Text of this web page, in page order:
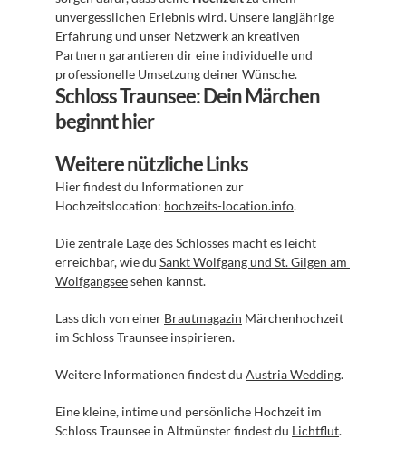
unvergesslichen Erlebnis wird. Unsere langjährige
Erfahrung und unser Netzwerk an kreativen
Partnern garantieren dir eine individuelle und
professionelle Umsetzung deiner Wünsche.
Schloss Traunsee: Dein Märchen
beginnt hier
Weitere nützliche Links
Hier findest du Informationen zur
Hochzeitslocation: hochzeits-location.info.
Die zentrale Lage des Schlosses macht es leicht
erreichbar, wie du Sankt Wolfgang und St. Gilgen am
Wolfgangsee sehen kannst.
Lass dich von einer Brautmagazin Märchenhochzeit
im Schloss Traunsee inspirieren.
Weitere Informationen findest du Austria Wedding.
Eine kleine, intime und persönliche Hochzeit im
Schloss Traunsee in Altmünster findest du Lichtflut.